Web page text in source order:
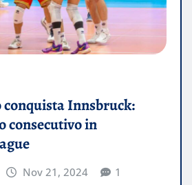
Innsbruck:
consecutivo in
Nov 21, 2024 1